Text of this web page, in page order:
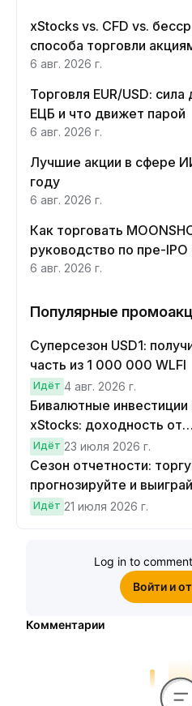
xStocks vs. CFD vs.
способа торговли
6 авг. 2026 г.
Торговля EUR/USD:
ЕЦБ и что движет парой
6 авг. 2026 г.
Лучшие акции в сфере
году
6 авг. 2026 г.
Как торговать
руководство по пре-
контрактов Moonshot AI
6 авг. 2026 г.
Популярные
Суперсезон USD1:
часть из 1 000 000 WLFI
Идёт 4 авг. 2026 г.
Бивалютные инвестиции
xStocks: доходность от
прогнозов
Идёт 23 июля 2026 г.
Сезон отчетности:
прогнозируйте и
Cybertruck!
Идёт 21 июля 2026 г.
Log in to
Войти и
Комментарии